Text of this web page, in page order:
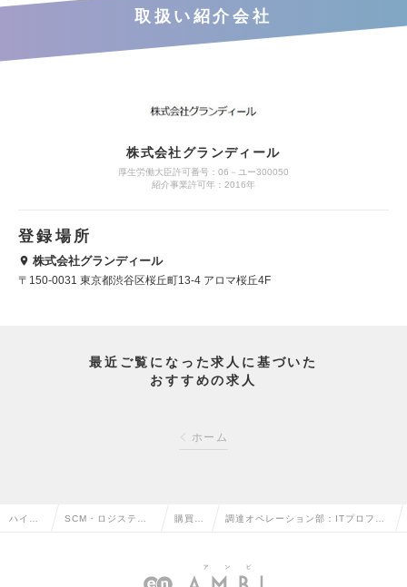
取扱い紹介会社
株式会社グランディール
厚生労働大臣許可番号：06－ユー300050
紹介事業許可年：2016年
登録場所
株式会社グランディール
〒150-0031 東京都渋谷区桜丘町13-4 アロマ桜丘4F
最近ご覧になった求人に基づいた
おすすめの求人
ホーム
ハイク SCM・ロジスティ 購買・
転職
調達オペレーション部：ITプロフェ
ネージャーの求人情報